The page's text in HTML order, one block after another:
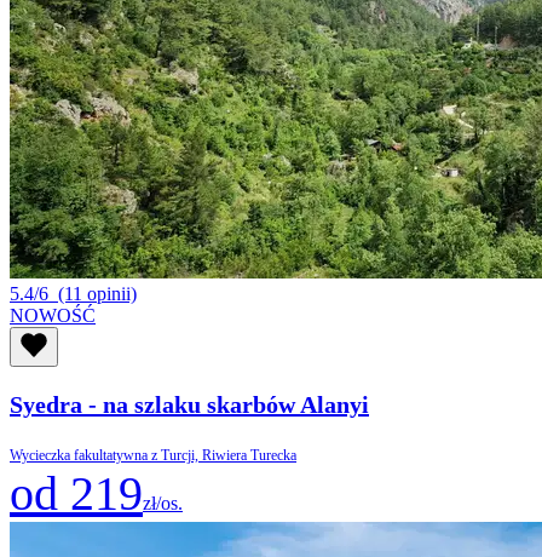
5.4/6 (11 opinii)
NOWOŚĆ
Syedra - na szlaku skarbów Alanyi
Wycieczka fakultatywna z Turcji, Riwiera Turecka
od 219zł/os.